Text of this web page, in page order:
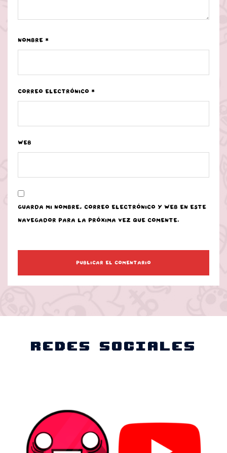
Nombre *
Correo electrónico *
Web
Guarda mi nombre, correo electrónico y web en este
navegador para la próxima vez que comente.
Redes Sociales